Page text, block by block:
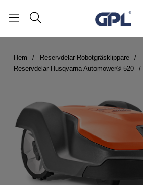
Hem
Reservdelar Robotgräsklippare
Reservdelar Husqvarna Automower® 520